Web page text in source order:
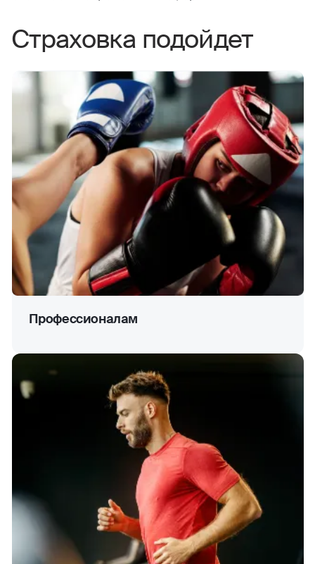
Страховка подойдет
Профессионалам